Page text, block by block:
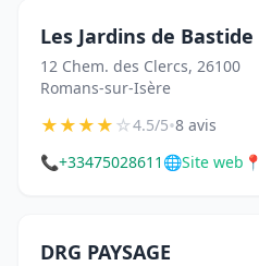
Les Jardins de Bastide
12 Chem. des Clercs, 26100
Romans-sur-Isère
★★★★☆4.5/5•8 avis
📞+33475028611 🌐Site web 📍
DRG PAYSAGE